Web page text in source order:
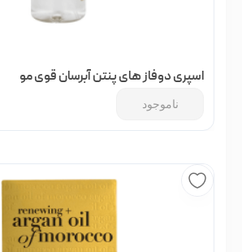
اسپری دوفاز های پنتن آبرسان قوی مو
ناموجود